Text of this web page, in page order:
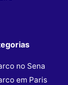
no Sena
em Paris